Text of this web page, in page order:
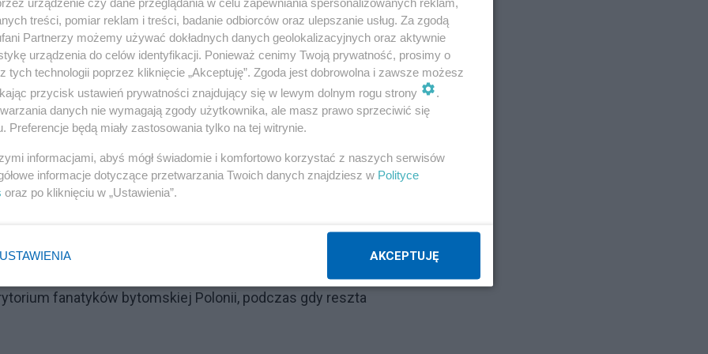
mieścinę, w której niewiele się dzieje, a przestępczość
głęboko zakorzeniona, postprzemysłowa patologia.
które w cywilizowanym świecie byłyby absurdem, a
fanatyków bytomskiej Polonii, podczas gdy reszta
treści, pomiar reklam i treści, badanie odbiorców oraz ulepszanie usług. Za zgodą
Partnerzy możemy używać dokładnych danych geolokalizacyjnych oraz aktywnie
urządzenia do celów identyfikacji. Ponieważ cenimy Twoją prywatność, prosimy o
tych technologii poprzez kliknięcie „Akceptuję”. Zgoda jest dobrowolna i zawsze możesz
przycisk ustawień prywatności znajdujący się w lewym dolnym rogu strony
.
danych nie wymagają zgody użytkownika, ale masz prawo sprzeciwić się
Preferencje będą miały zastosowania tylko na tej witrynie.
informacjami, abyś mógł świadomie i komfortowo korzystać z naszych serwisów
informacje dotyczące przetwarzania Twoich danych znajdziesz w Polityce
oraz po kliknięciu w „Ustawienia”.
USTAWIENIA AKCEPTUJĘ